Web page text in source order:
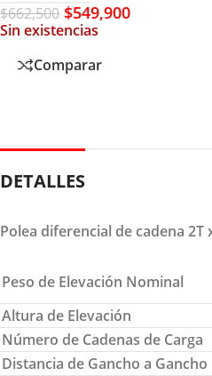
$662,500 $549,900
Sin existencias
Comparar
DETALLES
Polea diferencial de cadena 2T
Peso de Elevación Nominal
Altura de Elevación
Número de Cadenas de Carga
Distancia de Gancho a Gancho